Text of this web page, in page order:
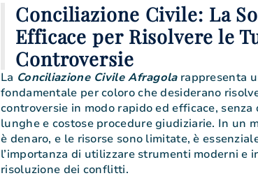
Conciliazione Civile: La
Efficace per Risolvere le
Controversie
La Conciliazione Civile Afragolarappresenta
fondamentale per coloro che desiderano
controversie in modo rapido ed efficace,
lunghe e costose procedure giudiziarie. In un
è denaro, e le risorse sono limitate, è
l’importanza di utilizzare strumenti moderni e
risoluzione dei conflitti.